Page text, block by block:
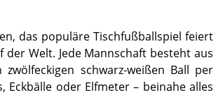
das populäre Tischfußballspiel feiert
Welt. Jede Mannschaft besteht aus
schwarz-weißen Ball per
Eckbälle oder Elfmeter – beinahe alles